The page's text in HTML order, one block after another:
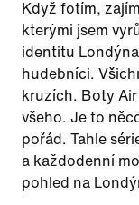
Když fotím,
kterými jsem
identitu
hudebníci.
kruzích. Boty
všeho. Je to
pořád. Tahle
a každodenní
pohled na